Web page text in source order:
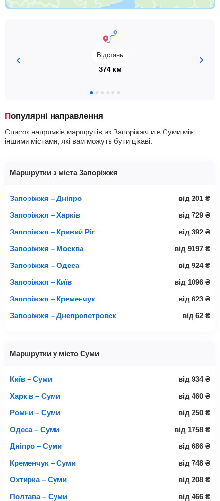
Відстань
374 км
Популярні направлення
Список напрямків маршрутів из Запоріжжя и в Суми між
іншими містами, які вам можуть бути цікаві.
Маршрутки з міста Запоріжжя
Запоріжжя – Дніпро від 201 ₴
Запоріжжя – Харків
від 729 ₴
Запоріжжя – Кривий Ріг
від 392 ₴
Запоріжжя – Москва
від 9197 ₴
Запоріжжя – Одеса
від 924 ₴
Запоріжжя – Київ
від 1096 ₴
Запоріжжя – Кременчук
від 623 ₴
Запоріжжя – Днепропетровск
від 62 ₴
Маршрутки у місто Суми
Київ – Суми від 934 ₴
Харків – Суми
від 460 ₴
Ромни – Суми
від 250 ₴
Одеса – Суми
від 1758 ₴
Дніпро – Суми
від 686 ₴
Кременчук – Суми
від 748 ₴
Охтирка – Суми
від 208 ₴
Полтава – Суми
від 466 ₴